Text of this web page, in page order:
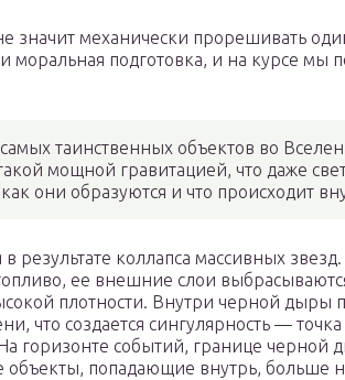
таинственных объектов во
мощной гравитацией, что даже
они образуются и что происходит
коллапса массивных звезд.
ее внешние слои
плотности. Внутри черной дыры
что создается сингулярность —
горизонте событий, границе черной
объекты, попадающие внутрь, больше